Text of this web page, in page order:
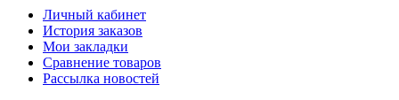
Личный кабинет
История заказов
Мои закладки
Сравнение товаров
Рассылка новостей